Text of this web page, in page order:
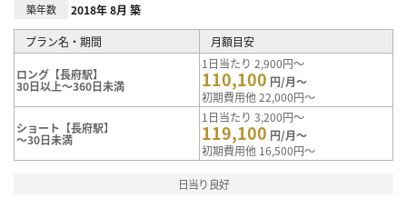
築年数 2018年 8月 築
プラン名・期間 月額目安
ロング【長府駅】
30日以上～360日未満
1日当たり 2,900円～
110,100 円/月～
初期費用他 22,000円～
ショート【長府駅】
～30日未満
1日当たり 3,200円～
119,100 円/月～
初期費用他 16,500円～
日当り良好